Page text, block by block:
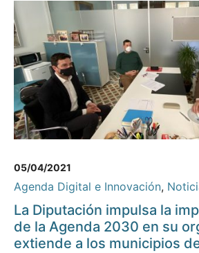
05/04/2021
Agenda Digital e Innovación,
La Diputación impulsa la
de la Agenda 2030 en su
extiende a los municipios